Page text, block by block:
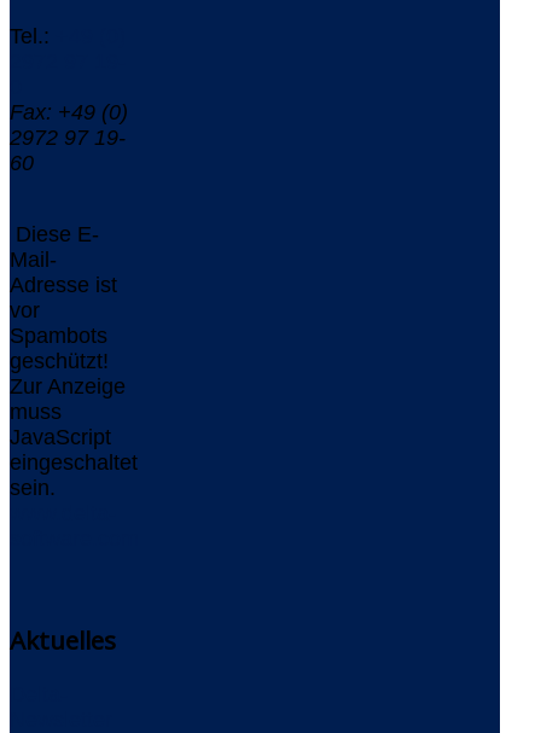
Tel.:
Fax: +49 (0)
2972 97 19-
60
Diese E-
Mail-
Adresse ist
vor
Spambots
geschützt!
Zur Anzeige
muss
JavaScript
eingeschaltet
sein.
Aktuelles